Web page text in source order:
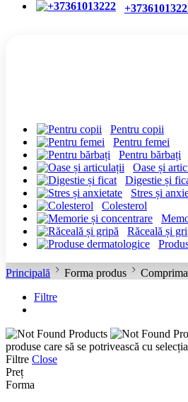
Pentru copii
Pentru femei
Pentru bărbați
Oase și
Digestie și
Stres și
Colesterol
Răceală și
Principală Forma produs
Filtre
produse care să se potrivească cu
Filtre Close
Preț
Forma